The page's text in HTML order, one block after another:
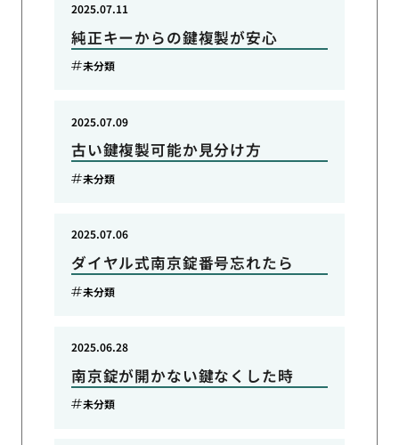
純正キーからの鍵複製が安心
2025.07.11
未分類
古い鍵複製可能か見分け方
2025.07.09
未分類
ダイヤル式南京錠番号忘れたら
2025.07.06
未分類
南京錠が開かない鍵なくした時
2025.06.28
未分類